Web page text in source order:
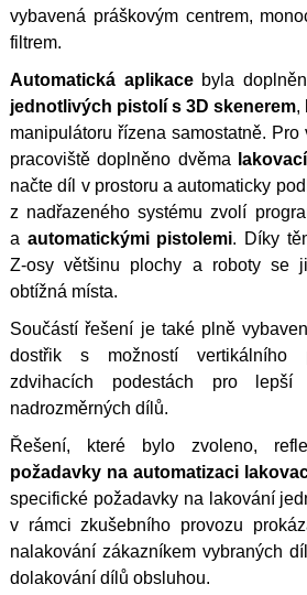
vybavená práškovým centrem,
filtrem.
Automatická aplikacebyla
jednotlivých pistolí s 3D skenerem,
manipulátoru řízena samostatně.
pracoviště doplněno dvěma
načte díl v prostoru a automaticky
z nadřazeného systému zvolí
a automatickými pistolemi. Díky
Z-osy většinu plochy a roboty se
obtížná místa.
Součástí řešení je také plně
dostřik s možností vertikálního
zdvihacích podestách pro
nadrozměrných dílů.
Řešení, které bylo zvoleno,
požadavky na automatizaci
specifické požadavky na lakování
v rámci zkušebního provozu
nalakování zákazníkem vybraných
dolakování dílů obsluhou.